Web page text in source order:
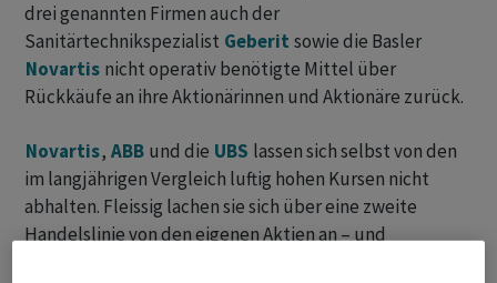
drei genannten Firmen auch der
Sanitärtechnikspezialist Geberit sowie die Basler
Novartis nicht operativ benötigte Mittel über
Rückkäufe an ihre Aktionärinnen und Aktionäre zurück.
Novartis, ABB und die UBS lassen sich selbst von den
im langjährigen Vergleich luftig hohen Kursen nicht
abhalten. Fleissig lachen sie sich über eine zweite
Handelslinie von den eigenen Aktien an – und